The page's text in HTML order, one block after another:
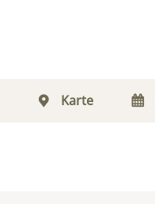
Karte